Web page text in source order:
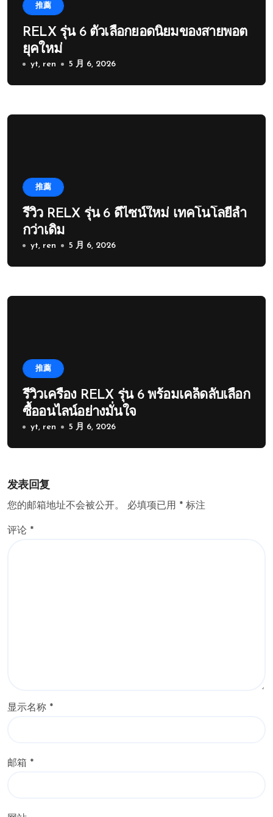
推薦
RELX รุ่น 6 ตัวเลือกยอดนิยมของสายพอต
ยุคใหม่
yt, ren 5 月 6, 2026
推薦
รีวิว RELX รุ่น 6 ดีไซน์ใหม่ เทคโนโลยีล้ำ
กว่าเดิม
yt, ren 5 月 6, 2026
推薦
รีวิวเครื่อง RELX รุ่น 6 พร้อมเคล็ดลับเลือก
ซื้ออนไลน์อย่างมั่นใจ
yt, ren 5 月 6, 2026
发表回复
您的邮箱地址不会被公开。 必填项已用 * 标注
评论 *
显示名称 *
邮箱 *